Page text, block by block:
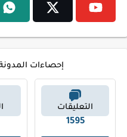
إحصاءات
التعليقات
1715